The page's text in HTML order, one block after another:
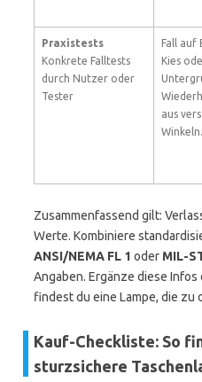
Praxistests
Konkrete Falltests
durch Nutzer oder
Tester
Fall auf
Kies
aus
Winkeln.
Zusammenfassend gilt:
Werte. Kombiniere
ANSI/NEMA FL 1 oder MIL-
Angaben. Ergänze diese
findest du eine Lampe, die zu
Kauf-Checkliste: So
sturzsichere